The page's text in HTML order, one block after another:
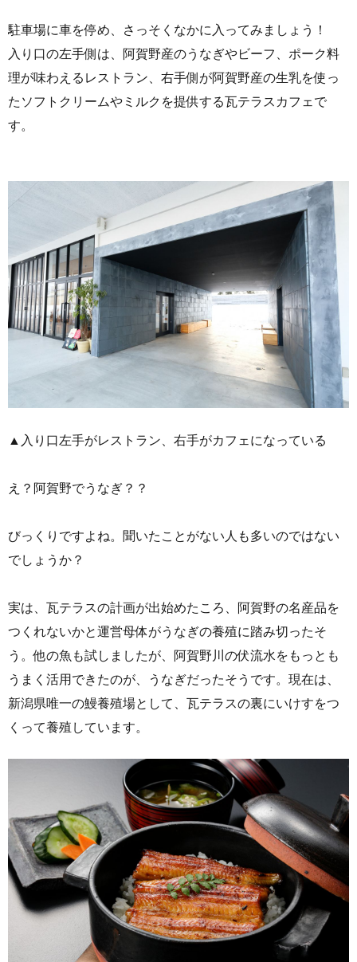
駐車場に車を停め、さっそくなかに入ってみましょう！
入り口の左手側は、阿賀野産のうなぎやビーフ、ポーク料
理が味わえるレストラン、右手側が阿賀野産の生乳を使っ
たソフトクリームやミルクを提供する瓦テラスカフェで
す。
▲入り口左手がレストラン、右手がカフェになっている
え？阿賀野でうなぎ？？
びっくりですよね。聞いたことがない人も多いのではない
でしょうか？
実は、瓦テラスの計画が出始めたころ、阿賀野の名産品を
つくれないかと運営母体がうなぎの養殖に踏み切ったそ
う。他の魚も試しましたが、阿賀野川の伏流水をもっとも
うまく活用できたのが、うなぎだったそうです。現在は、
新潟県唯一の鰻養殖場として、瓦テラスの裏にいけすをつ
くって養殖しています。